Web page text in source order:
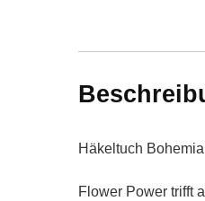
Häkeltuch
Flower Power trifft